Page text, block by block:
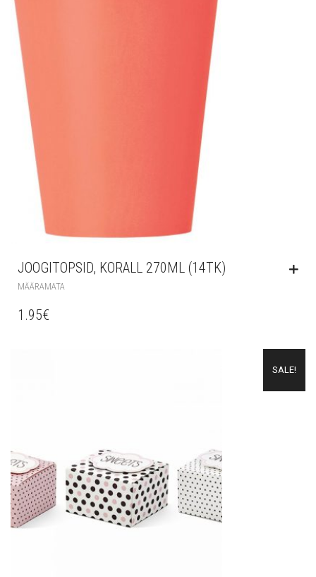
JOOGITOPSID, KORALL 270ML (14TK)
MÄÄRAMATA
1.95€
SALE!